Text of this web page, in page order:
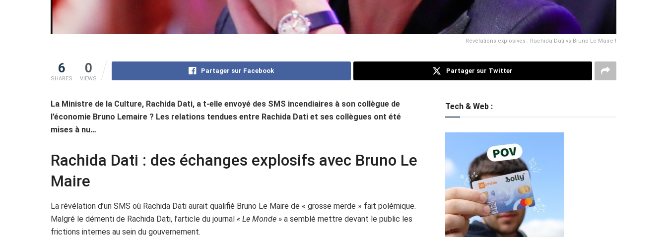
Révélations explosives : Rachida Dati vs Bruno Le Maire !
6
SHARES
0
VIEWS
Partager sur Facebook Partager sur Twitter
La Ministre de la Culture, Rachida Dati, a t-elle envoyé des SMS incendiaires à son collègue de
l’économie Bruno Lemaire ? Les relations tendues entre Rachida Dati et ses collègues ont été
mises à nu…
Rachida Dati : des échanges explosifs avec Bruno Le
Maire
La révélation d’un SMS où Rachida Dati aurait qualifié Bruno Le Maire de « grosse merde » fait polémique.
Malgré le démenti de Rachida Dati, l’article du journal « Le Monde » a semblé mettre devant le public les
frictions internes au sein du gouvernement.
Tech & Web :